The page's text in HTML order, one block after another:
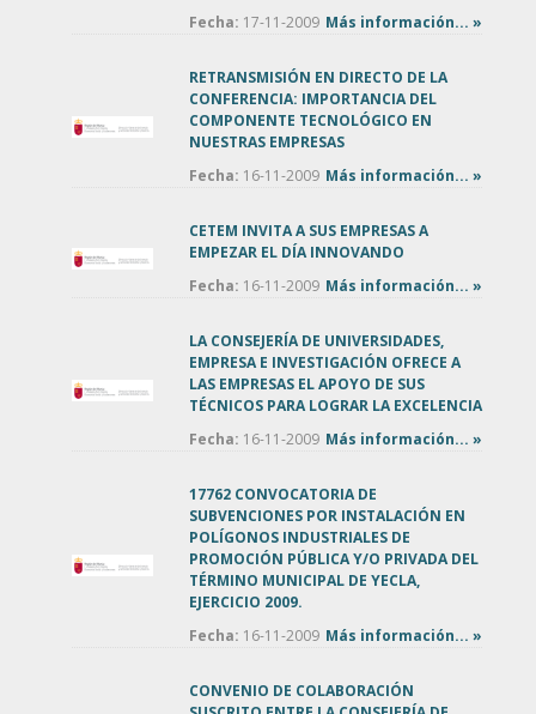
Fecha: 17-11-2009 Más información... »
RETRANSMISIÓN EN DIRECTO DE LA
CONFERENCIA: IMPORTANCIA DEL
COMPONENTE TECNOLÓGICO EN
NUESTRAS EMPRESAS
Fecha: 16-11-2009 Más información... »
CETEM INVITA A SUS EMPRESAS A
EMPEZAR EL DÍA INNOVANDO
Fecha: 16-11-2009 Más información... »
LA CONSEJERÍA DE UNIVERSIDADES,
EMPRESA E INVESTIGACIÓN OFRECE A
LAS EMPRESAS EL APOYO DE SUS
TÉCNICOS PARA LOGRAR LA EXCELENCIA
Fecha: 16-11-2009 Más información... »
17762 CONVOCATORIA DE
SUBVENCIONES POR INSTALACIÓN EN
POLÍGONOS INDUSTRIALES DE
PROMOCIÓN PÚBLICA Y/O PRIVADA DEL
TÉRMINO MUNICIPAL DE YECLA,
EJERCICIO 2009.
Fecha: 16-11-2009 Más información... »
CONVENIO DE COLABORACIÓN